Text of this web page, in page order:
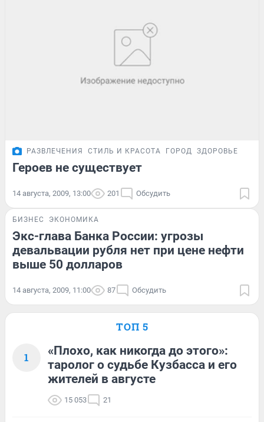
РАЗВЛЕЧЕНИЯ СТИЛЬ И КРАСОТА ГОРОД ЗДОРОВЬЕ
Героев не существует
14 августа, 2009, 13:00 201 Обсудить
БИЗНЕС ЭКОНОМИКА
Экс-глава Банка России: угрозы
девальвации рубля нет при цене нефти
выше 50 долларов
14 августа, 2009, 11:00 87 Обсудить
ТОП 5
1
«Плохо, как никогда до этого»:
таролог о судьбе Кузбасса и его
жителей в августе
15 053 21